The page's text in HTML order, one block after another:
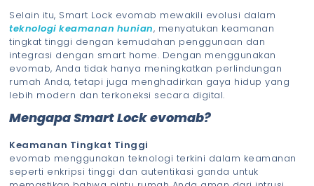
Selain itu, Smart Lock evomab mewakili evolusi dalam
teknologi keamanan hunian, menyatukan keamanan
tingkat tinggi dengan kemudahan penggunaan dan
integrasi dengan smart home. Dengan menggunakan
evomab, Anda tidak hanya meningkatkan perlindungan
rumah Anda, tetapi juga menghadirkan gaya hidup yang
lebih modern dan terkoneksi secara digital.
Mengapa Smart Lock evomab?
Keamanan Tingkat Tinggi
evomab menggunakan teknologi terkini dalam keamanan
seperti enkripsi tinggi dan autentikasi ganda untuk